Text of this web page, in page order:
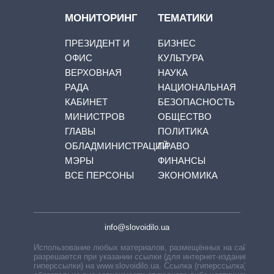
МОНИТОРИНГ
ПРЕЗИДЕНТ И
ОФИС
ВЕРХОВНАЯ
РАДА
КАБИНЕТ
МИНИСТРОВ
ГЛАВЫ
ОБЛАДМИНИСТРАЦИЙ
МЭРЫ
ВСЕ ПЕРСОНЫ
ТЕМАТИКИ
БИЗНЕС
КУЛЬТУРА
НАУКА
НАЦИОНАЛЬНАЯ
БЕЗОПАСНОСТЬ
ОБЩЕСТВО
ПОЛИТИКА
ПРАВО
ФИНАНСЫ
ЭКОНОМИКА
info@slovoidilo.ua
Использование любых материалов, размещённых на сайте,
разрешается при указании ссылки (для интернет-изданий —
гиперссылки) на www.slovoidilo.ua. Ссылка (гиперссылка)